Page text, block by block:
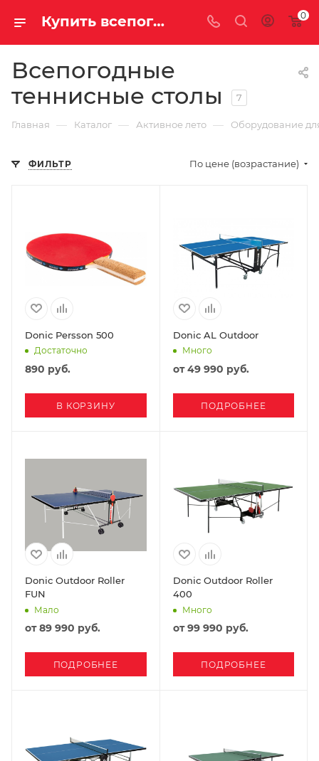
Купить всепогодный теннисный стол в Саратове и Энгельсе 0
Всепогодные
теннисные столы
7
Главная — Каталог — Активное лето — Оборудование
ФИЛЬТР По цене (возрастание)
Donic Persson 500
Достаточно
890 руб.
В КОРЗИНУ
Donic AL Outdoor
Много
от49 990 руб.
ПОДРОБНЕЕ
Donic Outdoor Roller
FUN
Мало
от89 990 руб.
ПОДРОБНЕЕ
Donic Outdoor Roller
400
Много
от99 990 руб.
ПОДРОБНЕЕ